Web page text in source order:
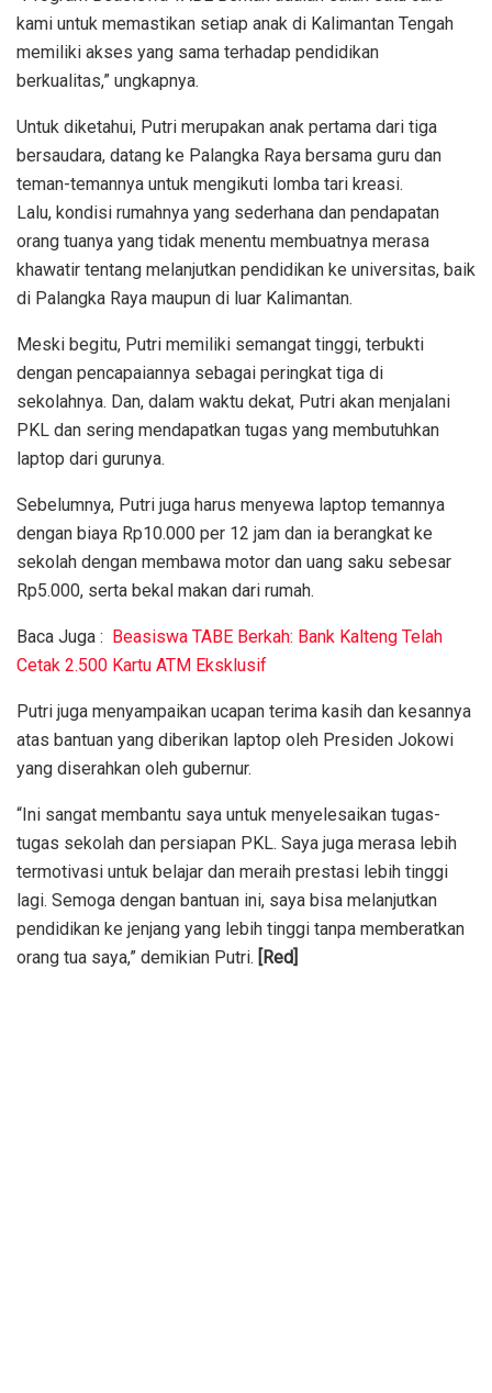
kami untuk memastikan setiap anak di Kalimantan Tengah
memiliki akses yang sama terhadap pendidikan
berkualitas,” ungkapnya.
Untuk diketahui, Putri merupakan anak pertama dari tiga
bersaudara, datang ke Palangka Raya bersama guru dan
teman-temannya untuk mengikuti lomba tari kreasi.
Lalu, kondisi rumahnya yang sederhana dan pendapatan
orang tuanya yang tidak menentu membuatnya merasa
khawatir tentang melanjutkan pendidikan ke universitas, baik
di Palangka Raya maupun di luar Kalimantan.
Meski begitu, Putri memiliki semangat tinggi, terbukti
dengan pencapaiannya sebagai peringkat tiga di
sekolahnya. Dan, dalam waktu dekat, Putri akan menjalani
PKL dan sering mendapatkan tugas yang membutuhkan
laptop dari gurunya.
Sebelumnya, Putri juga harus menyewa laptop temannya
dengan biaya Rp10.000 per 12 jam dan ia berangkat ke
sekolah dengan membawa motor dan uang saku sebesar
Rp5.000, serta bekal makan dari rumah.
Baca Juga : Beasiswa TABE Berkah: Bank Kalteng Telah
Cetak 2.500 Kartu ATM Eksklusif
Putri juga menyampaikan ucapan terima kasih dan kesannya
atas bantuan yang diberikan laptop oleh Presiden Jokowi
yang diserahkan oleh gubernur.
“Ini sangat membantu saya untuk menyelesaikan tugas-
tugas sekolah dan persiapan PKL. Saya juga merasa lebih
termotivasi untuk belajar dan meraih prestasi lebih tinggi
lagi. Semoga dengan bantuan ini, saya bisa melanjutkan
pendidikan ke jenjang yang lebih tinggi tanpa memberatkan
orang tua saya,” demikian Putri. [Red]